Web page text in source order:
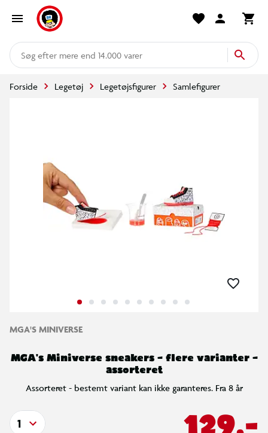
mere end 14.000 varer
Forside Legetøj Legetøjsfigurer Samlefigurer
MGA'S MINIVERSE
MGA's Miniverse sneakers – flere varianter –
assorteret
Assorteret - bestemt variant kan ikke garanteres. Fra 8 år
1